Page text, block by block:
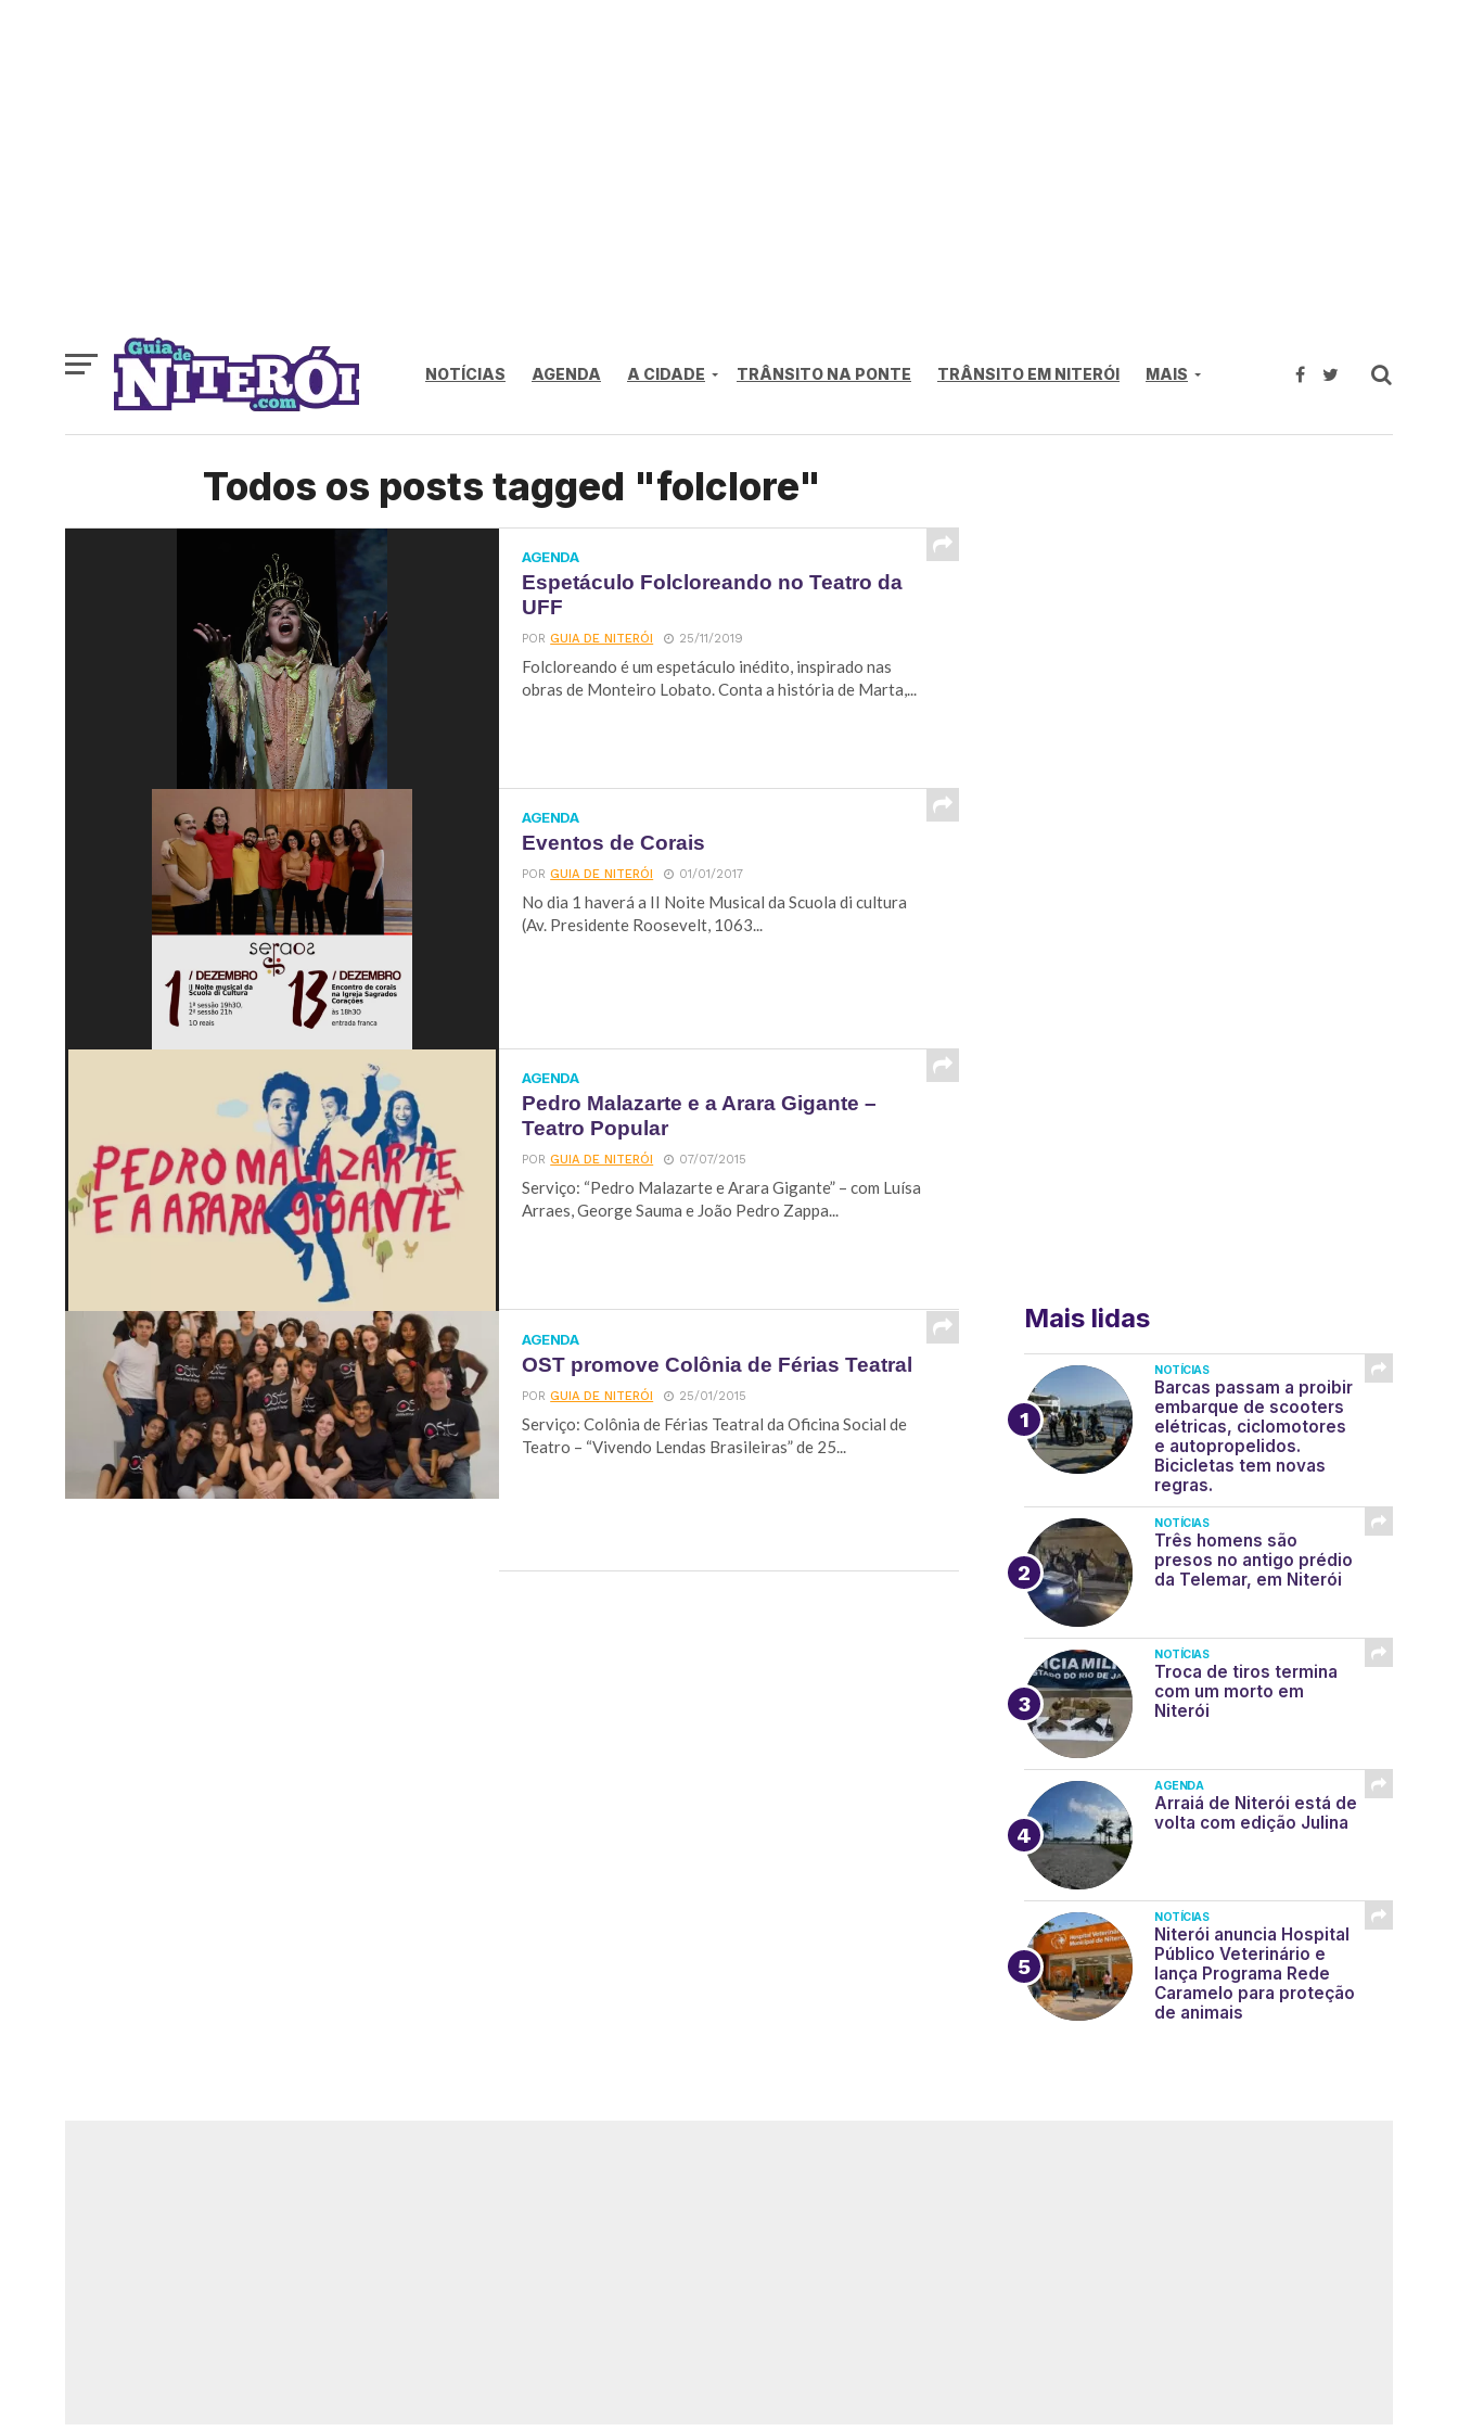
NOTÍCIAS AGENDA A CIDADE TRÂNSITO NA PONTE TRÂNSITO EM NITERÓI MAIS
Todos os posts tagged "folclore"
AGENDA
Espetáculo Folcloreando no Teatro da
UFF
PORGUIA DE NITERÓI 25/11/2019
Folcloreando é um espetáculo inédito, inspirado nas
obras de Monteiro Lobato. Conta a história de Marta,...
AGENDA
Eventos de Corais
PORGUIA DE NITERÓI 01/01/2017
No dia 1 haverá a II Noite Musical da Scuola di cultura
(Av. Presidente Roosevelt, 1063...
AGENDA
Pedro Malazarte e a Arara Gigante –
Teatro Popular
PORGUIA DE NITERÓI 07/07/2015
Serviço: “Pedro Malazarte e Arara Gigante” – com Luísa
Arraes, George Sauma e João Pedro Zappa...
AGENDA
OST promove Colônia de Férias Teatral
PORGUIA DE NITERÓI 25/01/2015
Serviço: Colônia de Férias Teatral da Oficina Social de
Teatro – “Vivendo Lendas Brasileiras” de 25...
Mais lidas
NOTÍCIAS
Barcas passam a proibir
embarque de scooters
elétricas, ciclomotores
e autopropelidos.
Bicicletas tem novas
regras.
NOTÍCIAS
Três homens são
presos no antigo prédio
da Telemar, em Niterói
NOTÍCIAS
Troca de tiros termina
com um morto em
Niterói
AGENDA
Arraiá de Niterói está de
volta com edição Julina
NOTÍCIAS
Niterói anuncia Hospital
Público Veterinário e
lança Programa Rede
Caramelo para proteção
de animais